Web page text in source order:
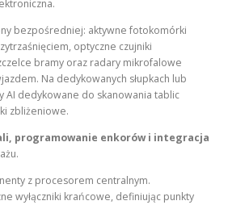
bezpośredniej: aktywne fotokomórki
optyczne czujniki
bramy oraz radary mikrofalowe
Na dedykowanych słupkach lub
AI dedykowane do skanowania tablic
zbliżeniowe.
programowanie enkorów i integracja
z procesorem centralnym.
wyłączniki krańcowe, definiując punkty